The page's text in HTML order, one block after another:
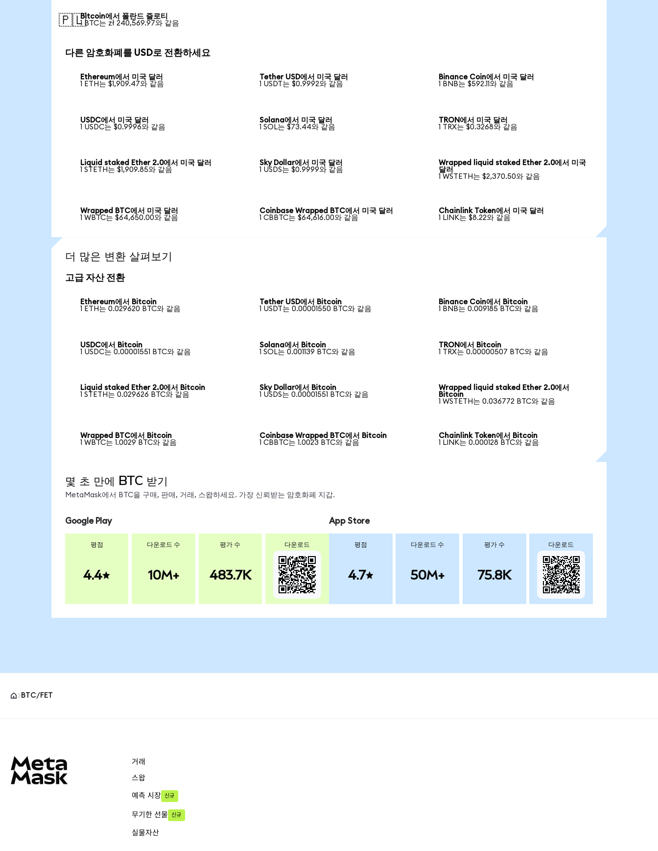
🇵🇱Bitcoin에서 폴란드 즐로티
1 BTC는 zł 240,569.97와 같음
다른 암호화폐를 USD로 전환하세요
Ethereum에서 미국 달러
1 ETH는 $1,909.47와 같음
Tether USD에서 미국 달러
1 USDT는 $0.9992와 같음
Binance Coin에서 미국 달러
1 BNB는 $592.11와 같음
USDC에서 미국 달러
1 USDC는 $0.9996와 같음
Solana에서 미국 달러
1 SOL는 $73.44와 같음
TRON에서 미국 달러
1 TRX는 $0.3268와 같음
Liquid staked Ether 2.0에서 미국 달러
1 STETH는 $1,909.85와 같음
Sky Dollar에서 미국 달러
1 USDS는 $0.9999와 같음
Wrapped liquid staked Ether 2.0에서 미국
달러
1 WSTETH는 $2,370.50와 같음
Wrapped BTC에서 미국 달러
1 WBTC는 $64,650.00와 같음
Coinbase Wrapped BTC에서 미국 달러
1 CBBTC는 $64,616.00와 같음
Chainlink Token에서 미국 달러
1 LINK는 $8.22와 같음
더 많은 변환 살펴보기
고급 자산 전환
Ethereum에서 Bitcoin
1 ETH는 0.029620 BTC와 같음
Tether USD에서 Bitcoin
1 USDT는 0.00001550 BTC와 같음
Binance Coin에서 Bitcoin
1 BNB는 0.009185 BTC와 같음
USDC에서 Bitcoin
1 USDC는 0.00001551 BTC와 같음
Solana에서 Bitcoin
1 SOL는 0.001139 BTC와 같음
TRON에서 Bitcoin
1 TRX는 0.00000507 BTC와 같음
Liquid staked Ether 2.0에서 Bitcoin
1 STETH는 0.029626 BTC와 같음
Sky Dollar에서 Bitcoin
1 USDS는 0.00001551 BTC와 같음
Wrapped liquid staked Ether 2.0에서
Bitcoin
1 WSTETH는 0.036772 BTC와 같음
Wrapped BTC에서 Bitcoin
1 WBTC는 1.0029 BTC와 같음
Coinbase Wrapped BTC에서 Bitcoin
1 CBBTC는 1.0023 BTC와 같음
Chainlink Token에서 Bitcoin
1 LINK는 0.000128 BTC와 같음
몇 초 만에 BTC 받기
MetaMask에서 BTC을 구매, 판매, 거래, 스왑하세요. 가장 신뢰받는 암호화폐 지갑.
Google Play
평점
4.4
다운로드 수
10M+
평가 수
483.7K
다운로드
App Store
평점
4.7
다운로드 수
50M+
평가 수
75.8K
다운로드
BTC/FET
거래
스왑
예측 시장 신규
무기한 선물 신규
실물자산